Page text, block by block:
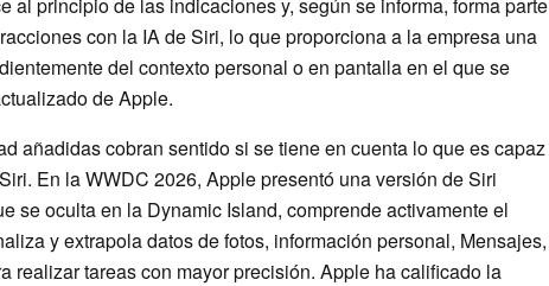
con la IA de Siri, lo que proporciona a la empresa una
del contexto personal o en pantalla en el que se
de Apple.
añadidas cobran sentido si se tiene en cuenta lo que es capaz
En la WWDC 2026, Apple presentó una versión de Siri
se oculta en la Dynamic Island, comprende activamente el
y extrapola datos de fotos, información personal, Mensajes,
realizar tareas con mayor precisión. Apple ha calificado la